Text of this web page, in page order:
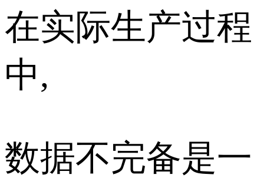
在实际生产过程
中,
数据不完备是一